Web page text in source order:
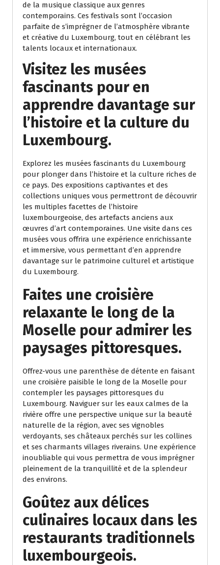
de la musique classique aux genres
contemporains. Ces festivals sont l’occasion
parfaite de s’imprégner de l’atmosphère vibrante
et créative du Luxembourg, tout en célébrant les
talents locaux et internationaux.
Visitez les musées
fascinants pour en
apprendre davantage sur
l’histoire et la culture du
Luxembourg.
Explorez les musées fascinants du Luxembourg
pour plonger dans l’histoire et la culture riches de
ce pays. Des expositions captivantes et des
collections uniques vous permettront de découvrir
les multiples facettes de l’histoire
luxembourgeoise, des artefacts anciens aux
œuvres d’art contemporaines. Une visite dans ces
musées vous offrira une expérience enrichissante
et immersive, vous permettant d’en apprendre
davantage sur le patrimoine culturel et artistique
du Luxembourg.
Faites une croisière
relaxante le long de la
Moselle pour admirer les
paysages pittoresques.
Offrez-vous une parenthèse de détente en faisant
une croisière paisible le long de la Moselle pour
contempler les paysages pittoresques du
Luxembourg. Naviguer sur les eaux calmes de la
rivière offre une perspective unique sur la beauté
naturelle de la région, avec ses vignobles
verdoyants, ses châteaux perchés sur les collines
et ses charmants villages riverains. Une expérience
inoubliable qui vous permettra de vous imprégner
pleinement de la tranquillité et de la splendeur
des environs.
Goûtez aux délices
culinaires locaux dans les
restaurants traditionnels
luxembourgeois.